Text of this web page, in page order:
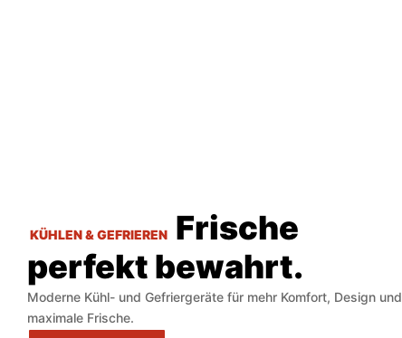
KÜHLEN & GEFRIEREN Frische
perfekt bewahrt.
Moderne Kühl- und Gefriergeräte für mehr Komfort, Design und
maximale Frische.